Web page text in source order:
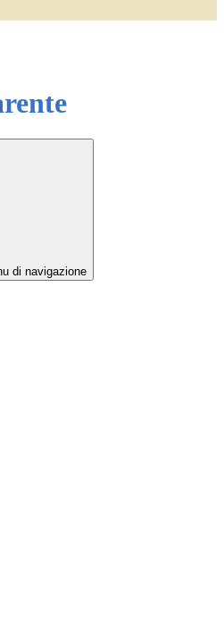
di navigazione